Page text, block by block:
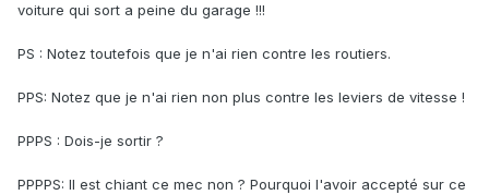
voiture qui sort a peine du garage !!!
PS : Notez toutefois que je n'ai rien contre les routiers.
PPS: Notez que je n'ai rien non plus contre les leviers de vitesse !
PPPS : Dois-je sortir ?
PPPPS: Il est chiant ce mec non ? Pourquoi l'avoir accepté sur ce